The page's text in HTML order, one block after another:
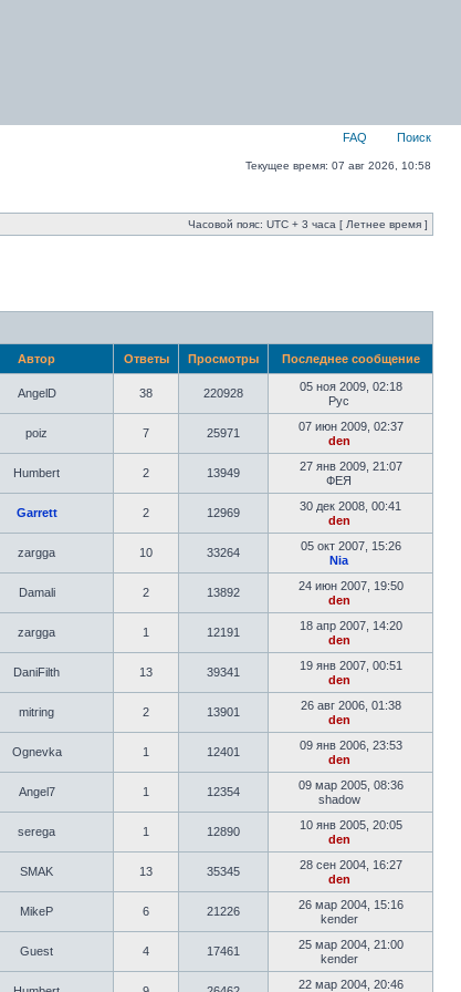
FAQ Поиск
Текущее время: 07 авг 2026, 10:58
Часовой пояс: UTC + 3 часа [ Летнее время ]
Автор Ответы Просмотры Последнее сообщение
AngelD 38 220928
05 ноя 2009, 02:18
Рус
poiz 7 25971
07 июн 2009, 02:37
den
Humbert 2 13949
27 янв 2009, 21:07
ФЕЯ
Garrett 2 12969
30 дек 2008, 00:41
den
zargga 10 33264
05 окт 2007, 15:26
Nia
Damali 2 13892
24 июн 2007, 19:50
den
zargga 1 12191
18 апр 2007, 14:20
den
DaniFilth 13 39341
19 янв 2007, 00:51
den
mitring 2 13901
26 авг 2006, 01:38
den
Ognevka 1 12401
09 янв 2006, 23:53
den
Angel7 1 12354
09 мар 2005, 08:36
shadow
serega 1 12890
10 янв 2005, 20:05
den
SMAK 13 35345
28 сен 2004, 16:27
den
MikeP 6 21226
26 мар 2004, 15:16
kender
Guest 4 17461
25 мар 2004, 21:00
kender
22 мар 2004, 20:46